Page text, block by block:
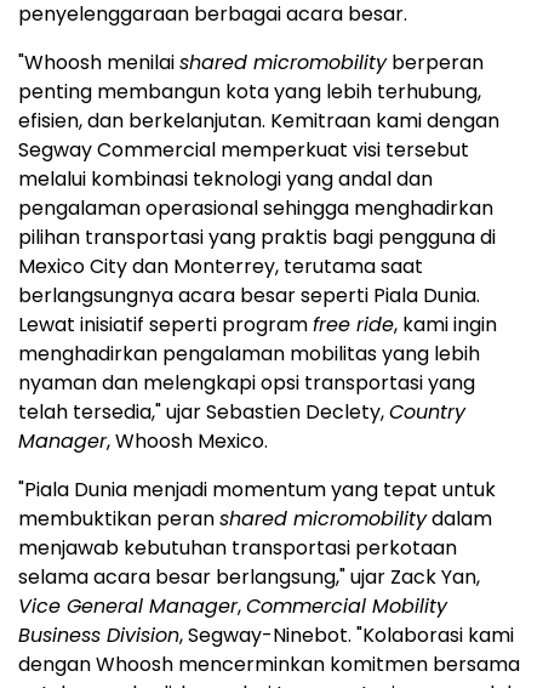
penyelenggaraan berbagai acara besar.
"Whoosh menilaishared micromobilityberperan
penting membangun kota yang lebih terhubung,
efisien, dan berkelanjutan. Kemitraan kami dengan
Segway Commercial memperkuat visi tersebut
melalui kombinasi teknologi yang andal dan
pengalaman operasional sehingga menghadirkan
pilihan transportasi yang praktis bagi pengguna di
Mexico City dan Monterrey, terutama saat
berlangsungnya acara besar seperti Piala Dunia.
Lewat inisiatif seperti programfree ride, kami ingin
menghadirkan pengalaman mobilitas yang lebih
nyaman dan melengkapi opsi transportasi yang
telah tersedia," ujar Sebastien Declety,Country
Manager, Whoosh Mexico.
"Piala Dunia menjadi momentum yang tepat untuk
membuktikan peranshared micromobilitydalam
menjawab kebutuhan transportasi perkotaan
selama acara besar berlangsung," ujar Zack Yan,
Vice General Manager,Commercial Mobility
Business Division, Segway-Ninebot. "Kolaborasi kami
dengan Whoosh mencerminkan komitmen bersama